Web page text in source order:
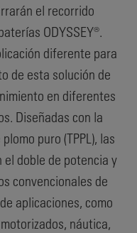
el recorrido
ODYSSEY®.
diferente para
de esta solución de
en diferentes
Diseñadas con la
puro (TPPL), las
el doble de potencia y
convencionales de
aplicaciones, como
náutica,